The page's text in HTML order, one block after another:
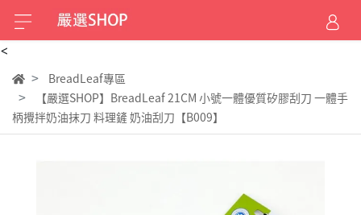
<
BreadLeaf專區
【嚴選SHOP】BreadLeaf 21CM 小號一體優質矽膠刮刀 一體手
柄攪拌奶油抹刀 料理鏟 奶油刮刀【B009】